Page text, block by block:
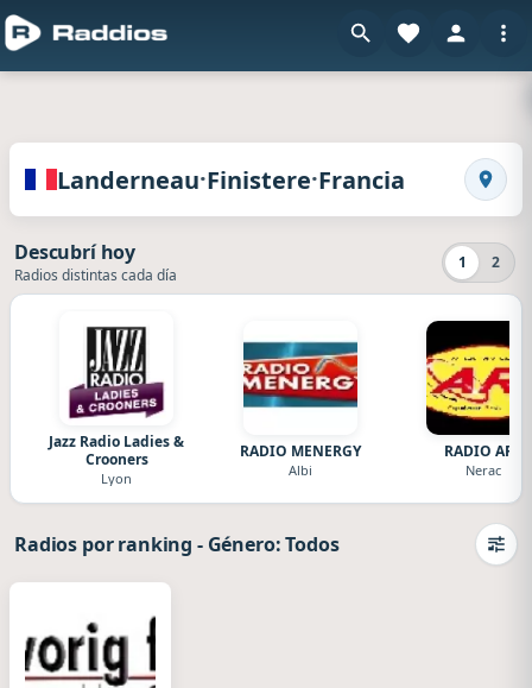
Radios de Landerneau · Finistere · Franciaen
Landerneau·Finistere·Francia
1 2
Descubrí hoy
Radios distintas cada día
Jazz Radio Ladies &
Crooners
Lyon
RADIO MENERGY
Albi
RADIO ARL
Nerac
Radios por ranking - Género: Todos